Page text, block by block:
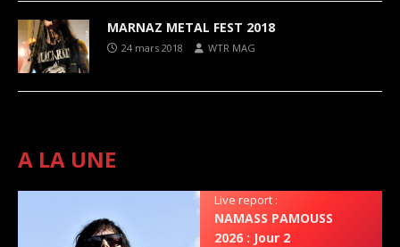
MARNAZ METAL FEST 2018
24 mars 2018 WTR MAG
A LA UNE
Live report :
NAMASS PAMOUSS
2026 : Jour 2